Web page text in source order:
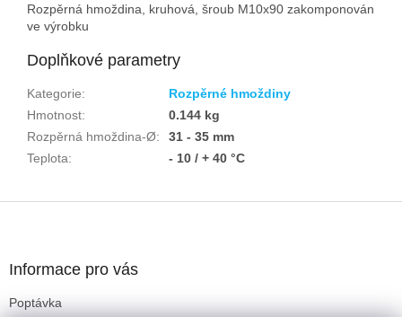
Rozpěrná hmoždina, kruhová, šroub M10x90 zakomponován
ve výrobku
Doplňkové parametry
Kategorie:
Rozpěrné hmoždiny
Hmotnost:
0.144 kg
Rozpěrná hmoždina-Ø:
31 - 35 mm
Teplota: - 10 / + 40 °C
Informace pro vás
Poptávka